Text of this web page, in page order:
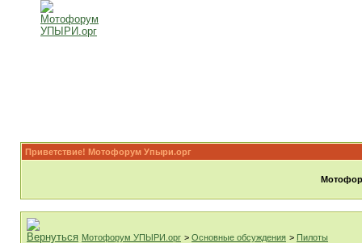
Приветствие! Мотофорум Упыри.орг
Мотофорум УПЫРИ.орг > Основные обсуждения > Пилоты